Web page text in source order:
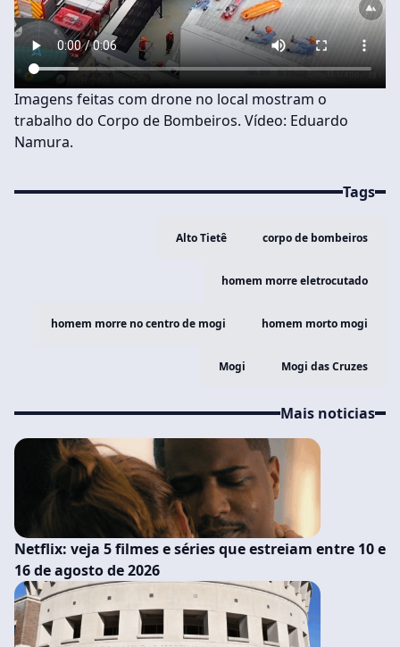
Imagens feitas com drone no local mostram o
trabalho do Corpo de Bombeiros. Vídeo: Eduardo
Namura.
Tags
Alto Tietê corpo de bombeiros
homem morre eletrocutado
homem morre no centro de mogi homem morto mogi
Mogi Mogi das Cruzes
Mais noticias
Netflix: veja 5 filmes e séries que estreiam entre 10 e
16 de agosto de 2026